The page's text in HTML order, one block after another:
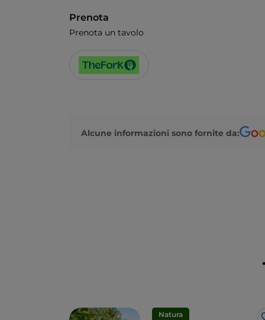
Prenota
Prenota un tavolo
Alcune informazioni sono fornite da:
Natura